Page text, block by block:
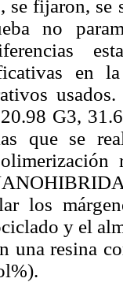
se fijaron, se
no
en
20.98 G3,
que se
los
y el
una resina